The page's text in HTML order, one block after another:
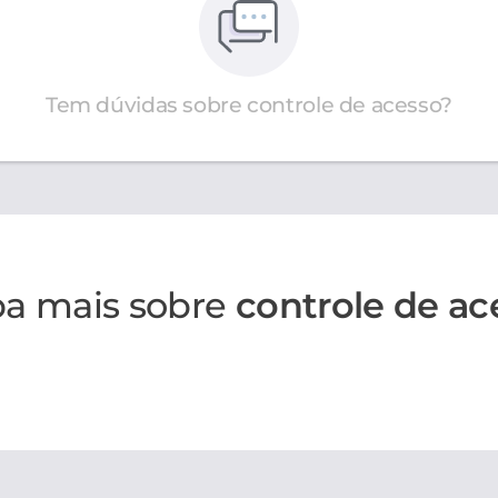
Tem dúvidas sobre controle de acesso?
mais sobre controle de